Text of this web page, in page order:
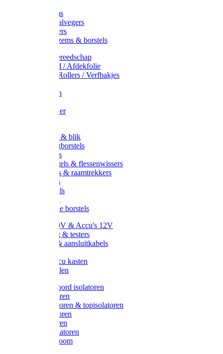
Gootbezems
Kamer-/Zaalvegers
Vloertrekkers
Onkruidbezems & borstels
Schildersgereedschap
Afplakband / Afdekfolie
Kwasten / Rollers / Verfbakjes
Afdekfoliën
Schuurpapier
Handveger & blik
Voetenveegborstels
Handvegers
Afwasborstels & flessenwissers
Wasborstels & raamtrekkers
Tonborstels
Werkborstels
Hygienische borstels
Batterijen 9V & Accu's 12V
Beveiliging & testers
Kabelsets & aansluitkabels
Metalen accu kasten
Zonnepanelen
Draad & koord isolatoren
Ringisolatoren
Extra isolatoren & topisolatoren
Hoekisolatoren
Lintisolatoren
Afstandisolatoren
Isolatorenboom